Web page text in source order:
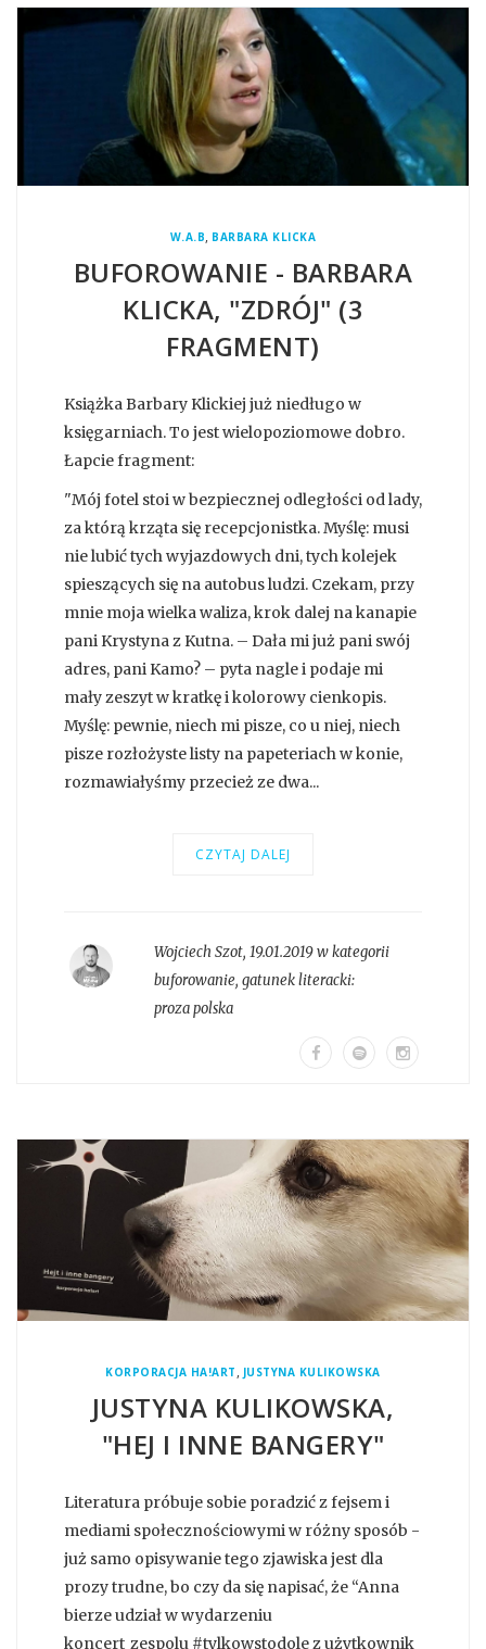
W.A.B, BARBARA KLICKA
BUFOROWANIE - BARBARA
KLICKA, "ZDRÓJ" (3
FRAGMENT)
Książka Barbary Klickiej już niedługo w
księgarniach. To jest wielopoziomowe dobro.
Łapcie fragment:
"Mój fotel stoi w bezpiecznej odległości od lady,
za którą krząta się recepcjonistka. Myślę: musi
nie lubić tych wyjazdowych dni, tych kolejek
spieszących się na autobus ludzi. Czekam, przy
mnie moja wielka waliza, krok dalej na kanapie
pani Krystyna z Kutna. – Dała mi już pani swój
adres, pani Kamo? – pyta nagle i podaje mi
mały zeszyt w kratkę i kolorowy cienkopis.
Myślę: pewnie, niech mi pisze, co u niej, niech
pisze rozłożyste listy na papeteriach w konie,
rozmawiałyśmy przecież ze dwa...
CZYTAJ DALEJ
Wojciech Szot, 19.01.2019 w kategorii
buforowanie, gatunek literacki:
proza polska
KORPORACJA HA!ART , JUSTYNA KULIKOWSKA
JUSTYNA KULIKOWSKA,
"HEJ I INNE BANGERY"
Literatura próbuje sobie poradzić z fejsem i
mediami społecznościowymi w różny sposób -
już samo opisywanie tego zjawiska jest dla
prozy trudne, bo czy da się napisać, że “Anna
bierze udział w wydarzeniu
koncert_zespolu #tylkowstodole z użytkownik